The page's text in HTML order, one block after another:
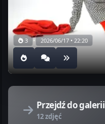
3 • 2026/06/17 • 22:20
Przejdź do galerii
12 zdjęć